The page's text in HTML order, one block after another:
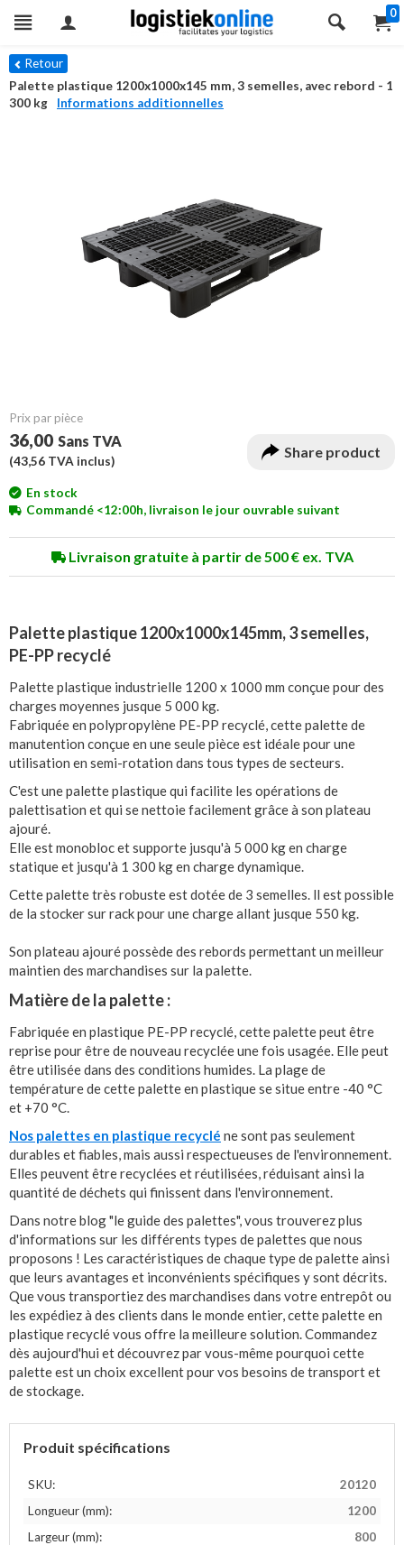
0
Retour
Palette plastique 1200x1000x145 mm, 3 semelles, avec rebord - 1
300 kg
Informations additionnelles
Prix ​​par pièce
36,00 Sans TVA
(43,56 TVA inclus)
Share product
En stock
Commandé <12:00h, livraison le jour ouvrable suivant
Livraison gratuite à partir de 500 € ex. TVA
Palette plastique 1200x1000x145mm, 3 semelles,
PE-PP recyclé
Palette plastique industrielle 1200 x 1000 mm conçue pour des
charges moyennes jusque 5 000 kg.
Fabriquée en polypropylène PE-PP recyclé, cette palette de
manutention conçue en une seule pièce est idéale pour une
utilisation en semi-rotation dans tous types de secteurs.
C'est une palette plastique qui facilite les opérations de
palettisation et qui se nettoie facilement grâce à son plateau
ajouré.
Elle est monobloc et supporte jusqu'à 5 000 kg en charge
statique et jusqu'à 1 300 kg en charge dynamique.
Cette palette très robuste est dotée de 3 semelles. ll est possible
de la stocker sur rack pour une charge allant jusque 550 kg.
Son plateau ajouré possède des rebords permettant un meilleur
maintien des marchandises sur la palette.
Matière de la palette :
Fabriquée en plastique PE-PP recyclé, cette palette peut être
reprise pour être de nouveau recyclée une fois usagée. Elle peut
être utilisée dans des conditions humides. La plage de
température de cette palette en plastique se situe entre -40 °C
et +70 °C.
Nos palettes en plastique recyclé ne sont pas seulement
durables et fiables, mais aussi respectueuses de l'environnement.
Elles peuvent être recyclées et réutilisées, réduisant ainsi la
quantité de déchets qui finissent dans l'environnement.
Dans notre blog "le guide des palettes", vous trouverez plus
d'informations sur les différents types de palettes que nous
proposons ! Les caractéristiques de chaque type de palette ainsi
que leurs avantages et inconvénients spécifiques y sont décrits.
Que vous transportiez des marchandises dans votre entrepôt ou
les expédiez à des clients dans le monde entier, cette palette en
plastique recyclé vous offre la meilleure solution. Commandez
dès aujourd'hui et découvrez par vous-même pourquoi cette
palette est un choix excellent pour vos besoins de transport et
de stockage.
Produit spécifications
SKU:
20120
Longueur (mm):
1200
Largeur (mm):
800